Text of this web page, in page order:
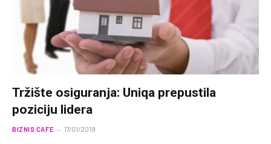
Tržište osiguranja: Uniqa prepustila
poziciju lidera
BIZNIS CAFE 17/01/2019